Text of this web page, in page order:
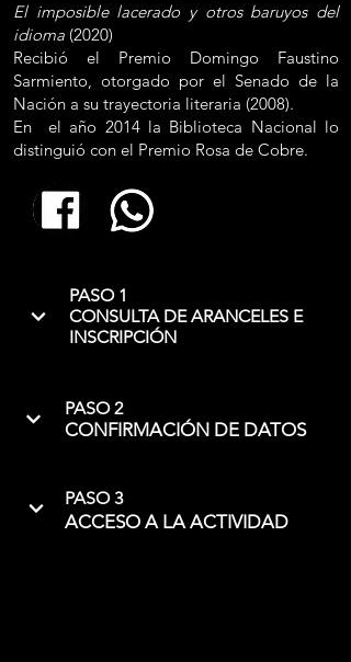
El imposible lacerado y otros baruyos del
idioma (2020)
Recibió el Premio Domingo Faustino
Sarmiento, otorgado por el Senado de la
Nación a su trayectoria literaria (2008).
En el año 2014 la Biblioteca Nacional lo
distinguió con el Premio Rosa de Cobre.
PASO 1
CONSULTA DE ARANCELES E
INSCRIPCIÓN
PASO 2
CONFIRMACIÓN DE DATOS
PASO 3
ACCESO A LA ACTIVIDAD